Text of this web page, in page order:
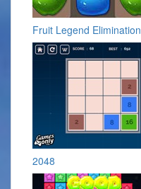
Fruit Legend Elimination
2048